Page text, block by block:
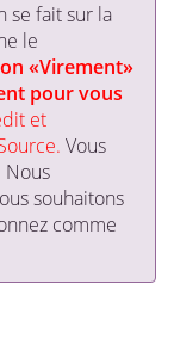
se fait sur la
le
«Virement»
pour vous
et
Vous
Nous
souhaitons
comme